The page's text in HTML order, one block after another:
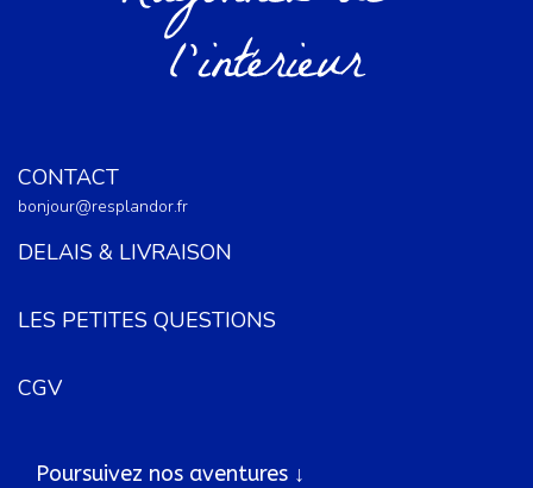
CONTACT
bonjour@resplandor.fr
DELAIS & LIVRAISON
LES PETITES QUESTIONS
CGV
Poursuivez nos aventures ↓